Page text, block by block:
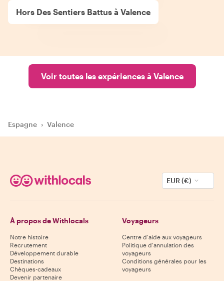
Hors Des Sentiers Battus à Valence
Voir toutes les expériences à Valence
Espagne › Valence
EUR (€)
À propos de Withlocals
Notre histoire
Recrutement
Développement durable
Destinations
Chèques-cadeaux
Devenir partenaire
Voyageurs
Centre d'aide aux voyageurs
Politique d'annulation des
voyageurs
Conditions générales pour les
voyageurs